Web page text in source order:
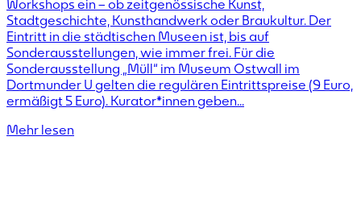
Workshops ein – ob zeitgenössische Kunst,
Stadtgeschichte, Kunsthandwerk oder Braukultur. Der
Eintritt in die städtischen Museen ist, bis auf
Sonderausstellungen, wie immer frei. Für die
Sonderausstellung „Müll“ im Museum Ostwall im
Dortmunder U gelten die regulären Eintrittspreise (9 Euro,
ermäßigt 5 Euro). Kurator*innen geben...
Mehr lesen